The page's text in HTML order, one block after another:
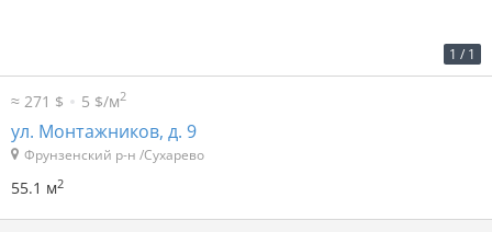
1 / 1
≈ 271 $ 5 $/м2
ул. Монтажников, д. 9
Фрунзенский р-н /Сухарево
55.1 м2